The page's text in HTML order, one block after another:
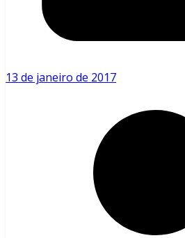
13 de janeiro de 2017